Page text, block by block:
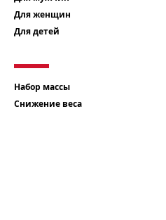
Для женщин
Для детей
Набор массы
Снижение веса